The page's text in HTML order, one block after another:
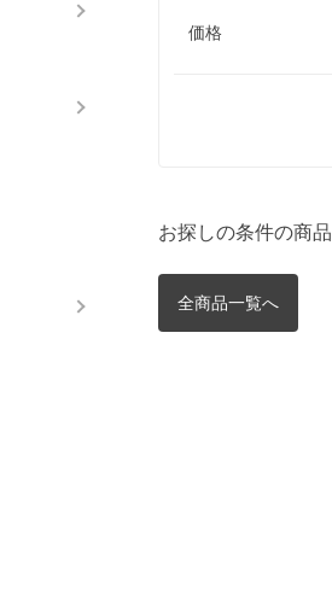
価格
お探しの条件の商
全商品一覧へ